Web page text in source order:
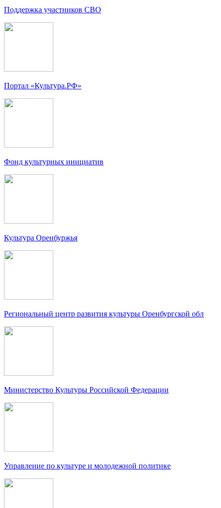
Поддержка участников СВО
Портал «Культура.РФ»
Фонд культурных инициатив
Культура Оренбуржья
Региональный центр развития культуры Оренбургской обл
Министерство Культуры Российской Федерации
Управление по культуре и молодежной политике